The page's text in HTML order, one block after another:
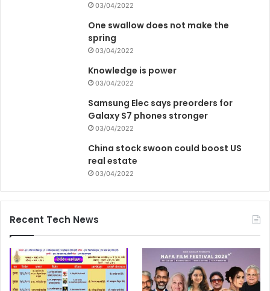
03/04/2022
One swallow does not make the
spring
03/04/2022
Knowledge is power
03/04/2022
Samsung Elec says preorders for
Galaxy S7 phones stronger
03/04/2022
China stock swoon could boost US
real estate
03/04/2022
Recent Tech News